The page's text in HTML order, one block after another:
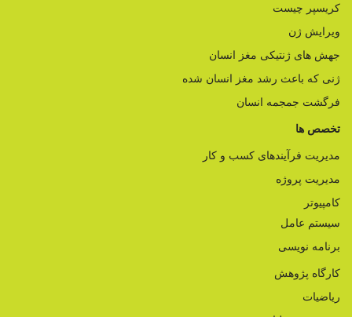
کریسپر چیست
ویرایش ژن
جهش های ژنتیکی مغز انسان
ژنی که باعث رشد مغز انسان شده
فرگشت جمجمه انسان
تخصص ها
مدیریت فرآیندهای کسب و کار
مدیریت پروژه
کامپیوتر
سیستم عامل
برنامه نویسی
کارگاه پژوهش
ریاضیات